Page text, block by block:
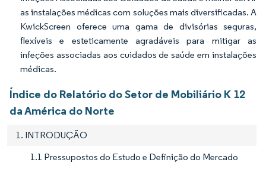
as instalações médicas com soluções mais diversificadas. A
KwickScreen oferece uma gama de divisórias seguras,
flexíveis e esteticamente agradáveis para mitigar as
infeções associadas aos cuidados de saúde em instalações
médicas.
Índice do Relatório do Setor de Mobiliário K 12
da América do Norte
1. INTRODUÇÃO
1.1 Pressupostos do Estudo e Definição do Mercado